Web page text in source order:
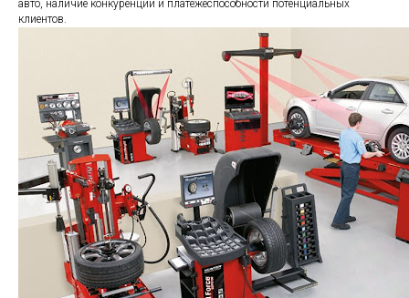
авто, наличие конкуренции и платёжеспособности потенциальных
клиентов.